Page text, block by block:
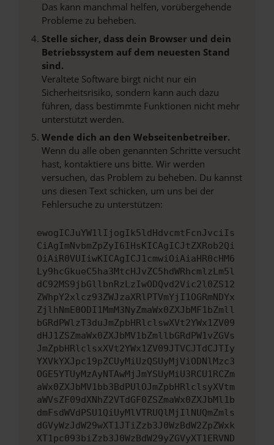
Das kann manchmal helfen, vorübergehende
Probleme zu beheben.
Stelle sicher, dass dein Browser und dein
Betriebssystem auf dem neuesten Stand
sind.
Veraltete Software birgt nicht nur ein
Sicherheitsrisiko, sondern kann auch dazu
führen, dass bestimmte Funktionen nicht mehr
unterstützt werden.
Wende dich an den Webseitenbetreiber.
Wenn du alle oben genannten Schritte versucht
hast, kontaktiere uns bitte. Wir werden
versuchen, das Problem zu beheben. Du kannst
uns diesen Text schicken, um uns bei der
Fehlersuche zu unterstützen:
ewogICJuYW1lIjogIk5ldHdvcmtFcnJvciIs
CiAgImNvbmZpZyI6IHsKICAgICJtZXRob2Qi
OiAiR0VUIiwKICAgICJ1cmwiOiAiaHR0cHM6
Ly9hcGkueC5ha3MtcHJvZC5hdWRhcmlzLm5l
dC92MS9jbGllbnRzLzIwODQvd2Vic2l0ZS12
ZWhpY2xlcz93ZWJzaXRlPTVmYjI1OGRmNDYx
ZjlhNmE0ODI1MmM3NyZmaWx0ZXJbMF1bZmll
bGRdPWlzT3duJmZpbHRlclswXVt2YWx1ZV09
dHJ1ZSZmaWx0ZXJbMV1bZmllbGRdPW1vZGVs
JmZpbHRlclsxXVt2YWx1ZV09JTVCJTdCJTIy
YXVkYXJpc19pZCUyMiUzQSUyMjViODNlMzc3
OGE5YTUyMzAyNTAwMjJmYSUyMiU3RCU1RCZm
aWx0ZXJbMV1bb3BdPUlOJmZpbHRlclsyXVtm
aWVsZF09dXNhZ2VTdGF0ZSZmaWx0ZXJbMl1b
dmFsdWVdPSU1QiUyMlVTRUQlMjIlNUQmZmls
dGVyWzJdW29wXT1JTiZzb3J0WzBdW2ZpZWxk
XT1pc093biZzb3J0WzBdW29yZGVyXT1ERVND